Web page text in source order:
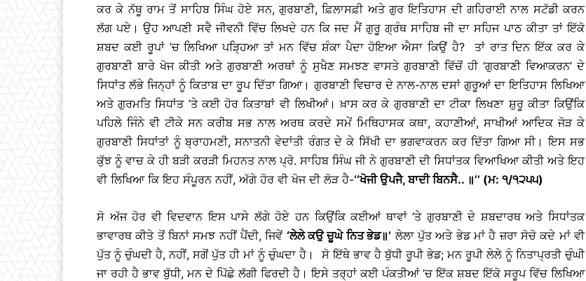
ਕਰ ਕੇ ਨੱਥੂ ਰਾਮ ਤੋਂ ਸਾਹਿਬ ਸਿੰਘ ਹੋਏ ਸਨ, ਗੁਰਬਾਣੀ, ਫ਼ਿਲਾਸਫ਼ੀ ਅਤੇ ਗੁਰ ਇਤਿਹਾਸ ਦੀ ਗਹਿਰਾਈ ਨਾਲ ਸਟੱਡੀ ਕਰਨ
ਲੱਗ ਪਏ। ਉਹ ਆਪਣੀ ਸਵੈ ਜੀਵਨੀ ਵਿੱਚ ਲਿਖਦੇ ਹਨ ਕਿ ਜਦ ਮੈਂ ਗੁਰੂ ਗ੍ਰੰਥ ਸਾਹਿਬ ਜੀ ਦਾ ਸਹਿਜ ਪਾਠ ਕੀਤਾ ਤਾਂ ਇੱਕੋ
ਸ਼ਬਦ ਕਈ ਰੂਪਾਂ ’ਚ ਲਿਖਿਆ ਪੜ੍ਹਿਆ ਤਾਂ ਮਨ ਵਿੱਚ ਸ਼ੰਕਾ ਪੈਦਾ ਹੋਇਆ ਐਸਾ ਕਿਉਂ ਹੈ? ਤਾਂ ਰਾਤ ਦਿਨ ਇੱਕ ਕਰ ਕੇ
ਗੁਰਬਾਣੀ ਬਾਰੇ ਖੋਜ ਕੀਤੀ ਅਤੇ ਗੁਰਬਾਣੀ ਅਰਥਾਂ ਨੂੰ ਸੁਖੈਣ ਸਮਝਣ ਵਾਸਤੇ ਗੁਰਬਾਣੀ ਵਿੱਚੋਂ ਹੀ ‘ਗੁਰਬਾਣੀ ਵਿਆਕਰਨ’ ਦੇ
ਸਿਧਾਂਤ ਲੱਭੇ ਜਿਨ੍ਹਾਂ ਨੂੰ ਕਿਤਾਬ ਦਾ ਰੂਪ ਦਿੱਤਾ ਗਿਆ। ਗੁਰਬਾਣੀ ਵਿਚਾਰ ਦੇ ਨਾਲ-ਨਾਲ ਦਸਾਂ ਗੁਰੂਆਂ ਦਾ ਇਤਿਹਾਸ ਲਿਖਿਆ
ਅਤੇ ਗੁਰਮਤਿ ਸਿਧਾਂਤ ’ਤੇ ਕਈ ਹੋਰ ਕਿਤਾਬਾਂ ਵੀ ਲਿਖੀਆਂ। ਖ਼ਾਸ ਕਰ ਕੇ ਗੁਰਬਾਣੀ ਦਾ ਟੀਕਾ ਲਿਖਣਾ ਸ਼ੁਰੂ ਕੀਤਾ ਕਿਉਂਕਿ
ਪਹਿਲੇ ਜਿੰਨੇ ਵੀ ਟੀਕੇ ਸਨ ਕਰੀਬ ਸਭ ਨਾਲ ਅਰਥ ਕਰਦੇ ਸਮੇਂ ਮਿਥਿਹਾਸਕ ਕਥਾ, ਕਹਾਣੀਆਂ, ਸਾਖੀਆਂ ਆਦਿਕ ਜੋੜ ਕੇ
ਗੁਰਬਾਣੀ ਸਿਧਾਂਤਾਂ ਨੂੰ ਬ੍ਰਾਹਮਣੀ, ਸਨਾਤਨੀ ਵੇਦਾਂਤੀ ਰੰਗਤ ਦੇ ਕੇ ਸਿੱਖੀ ਦਾ ਭਗਵਾਕਰਨ ਕਰ ਦਿੱਤਾ ਗਿਆ ਸੀ। ਇਸ ਸਭ
ਕੁੱਝ ਨੂੰ ਵਾਚ ਕੇ ਹੀ ਬੜੀ ਕਰੜੀ ਮਿਹਨਤ ਨਾਲ ਪ੍ਰੋ. ਸਾਹਿਬ ਸਿੰਘ ਜੀ ਨੇ ਗੁਰਬਾਣੀ ਦੀ ਸਿਧਾਂਤਕ ਵਿਆਖਿਆ ਕੀਤੀ ਅਤੇ ਇਹ
ਵੀ ਲਿਖਿਆ ਕਿ ਇਹ ਸੰਪੂਰਨ ਨਹੀਂ, ਅੱਗੇ ਹੋਰ ਵੀ ਖੋਜ ਦੀ ਲੋੜ ਹੈ-‘‘ਖੋਜੀ ਉਪਜੈ, ਬਾਦੀ ਬਿਨਸੈ.. ॥’’ (ਮ: ੧/੧੨੫੫)
ਸੋ ਅੱਜ ਹੋਰ ਵੀ ਵਿਦਵਾਨ ਇਸ ਪਾਸੇ ਲੱਗੇ ਹੋਏ ਹਨ ਕਿਉਂਕਿ ਕਈਆਂ ਥਾਵਾਂ ’ਤੇ ਗੁਰਬਾਣੀ ਦੇ ਸ਼ਬਦਾਰਥ ਅਤੇ ਸਿਧਾਂਤਕ
ਭਾਵਾਰਥ ਕੀਤੇ ਤੋਂ ਬਿਨਾਂ ਸਮਝ ਨਹੀਂ ਪੈਂਦੀ, ਜਿਵੇਂ ‘ਲੇਲੇ ਕਉ ਚੂਘੇ ਨਿਤ ਭੇਡ॥’ ਲੇਲਾ ਪੁੱਤ ਅਤੇ ਭੇਡ ਮਾਂ ਹੈ ਜ਼ਰਾ ਸੋਚੋ ਕਦੇ ਮਾਂ ਵੀ
ਪੁੱਤ ਨੂੰ ਚੁੰਘਦੀ ਹੈ, ਨਹੀਂ, ਸਗੋਂ ਪੁੱਤ ਹੀ ਮਾਂ ਨੂੰ ਚੁੰਘਦਾ ਹੈ। ਸੋ ਇੱਥੇ ਭਾਵ ਹੈ ਬੁੱਧੀ ਰੂਪੀ ਭੇਡ; ਮਨ ਰੂਪੀ ਲੇਲੇ ਨੂੰ ਨਿਤਾਪ੍ਰਤੀ ਚੁੰਘੀ
ਜਾ ਰਹੀ ਹੈ ਭਾਵ ਬੁੱਧੀ, ਮਨ ਦੇ ਪਿੱਛੇ ਲੱਗੀ ਫਿਰਦੀ ਹੈ। ਇਸੇ ਤਰ੍ਹਾਂ ਕਈ ਪੰਕਤੀਆਂ ’ਚ ਇੱਕ ਸ਼ਬਦ ਇੱਕੋ ਸਰੂਪ ਵਿੱਚ ਲਿਖਿਆ